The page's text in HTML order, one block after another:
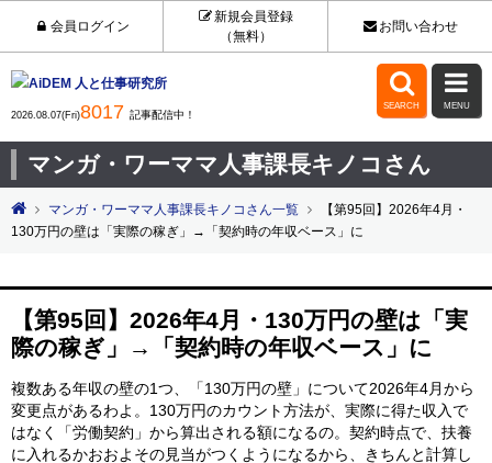
会員ログイン
新規会員登録
（無料）
お問い合わせ
2026.08.07(Fri)8017 記事配信中！

SEARCH

MENU
マンガ・ワーママ人事課長キノコさん
マンガ・ワーママ人事課長キノコさん一覧
【第95回】2026年4月・
130万円の壁は「実際の稼ぎ」→「契約時の年収ベース」に
【第95回】2026年4月・130万円の壁は「実
際の稼ぎ」→「契約時の年収ベース」に
複数ある年収の壁の1つ、「130万円の壁」について2026年4月から
変更点があるわよ。130万円のカウント方法が、実際に得た収入で
はなく「労働契約」から算出される額になるの。契約時点で、扶養
に入れるかおおよその見当がつくようになるから、きちんと計算し